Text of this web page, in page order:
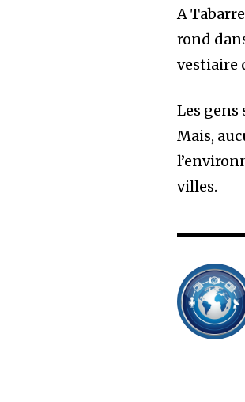
A
rond
vestiaire
Les
Mais,
villes.